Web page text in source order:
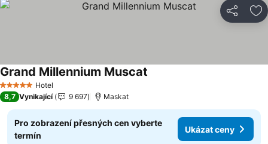
Sdílet
5 Počet hvězdiček
Hotel
Grand Millennium Muscat
8,7 Vynikající 9 697 Maskat
Pro zobrazení přesných cen vyberte
termín
Ukázat ceny